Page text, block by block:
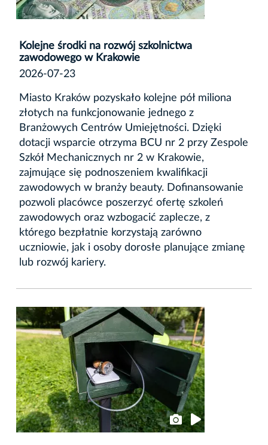
Kolejne środki na rozwój szkolnictwa
zawodowego w Krakowie
2026-07-23
Miasto Kraków pozyskało kolejne pół miliona
złotych na funkcjonowanie jednego z
Branżowych Centrów Umiejętności. Dzięki
dotacji wsparcie otrzyma BCU nr 2 przy Zespole
Szkół Mechanicznych nr 2 w Krakowie,
zajmujące się podnoszeniem kwalifikacji
zawodowych w branży beauty. Dofinansowanie
pozwoli placówce poszerzyć ofertę szkoleń
zawodowych oraz wzbogacić zaplecze, z
którego bezpłatnie korzystają zarówno
uczniowie, jak i osoby dorosłe planujące zmianę
lub rozwój kariery.